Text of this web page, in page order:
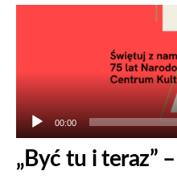
00:00
„Być tu i teraz”